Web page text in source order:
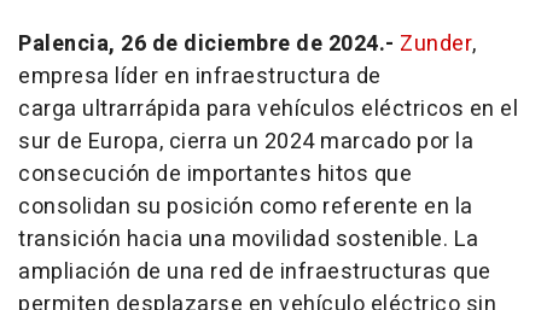
Palencia, 26 de diciembre de 2024.- Zunder,
empresa líder en infraestructura de
carga ultrarrápida para vehículos eléctricos en el
sur de Europa, cierra un 2024 marcado por la
consecución de importantes hitos que
consolidan su posición como referente en la
transición hacia una movilidad sostenible. La
ampliación de una red de infraestructuras que